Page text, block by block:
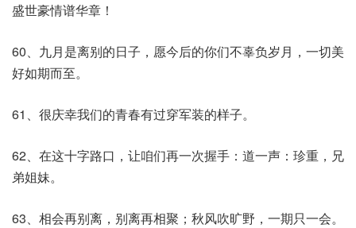
盛世豪情谱华章！
60、九月是离别的日子，愿今后的你们不辜负岁月，一切美
好如期而至。
61、很庆幸我们的青春有过穿军装的样子。
62、在这十字路口，让咱们再一次握手：道一声：珍重，兄
弟姐妹。
63、相会再别离，别离再相聚；秋风吹旷野，一期只一会。